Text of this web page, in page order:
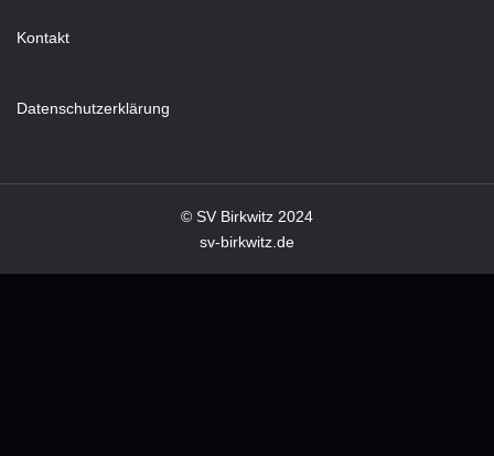
Kontakt
Datenschutzerklärung
© SV Birkwitz 2024
sv-birkwitz.de